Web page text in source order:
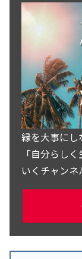
縁を大事にし
「自分らし
いくチャンネ